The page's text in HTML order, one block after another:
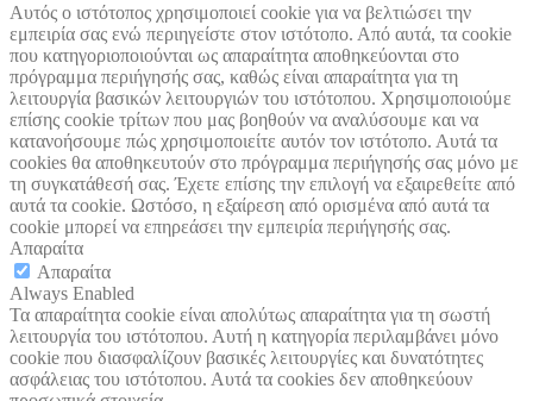
Αυτός ο ιστότοπος χρησιμοποιεί cookie για να βελτιώσει την
εμπειρία σας ενώ περιηγείστε στον ιστότοπο. Από αυτά, τα cookie
που κατηγοριοποιούνται ως απαραίτητα αποθηκεύονται στο
πρόγραμμα περιήγησής σας, καθώς είναι απαραίτητα για τη
λειτουργία βασικών λειτουργιών του ιστότοπου. Χρησιμοποιούμε
επίσης cookie τρίτων που μας βοηθούν να αναλύσουμε και να
κατανοήσουμε πώς χρησιμοποιείτε αυτόν τον ιστότοπο. Αυτά τα
cookies θα αποθηκευτούν στο πρόγραμμα περιήγησής σας μόνο με
τη συγκατάθεσή σας. Έχετε επίσης την επιλογή να εξαιρεθείτε από
αυτά τα cookie. Ωστόσο, η εξαίρεση από ορισμένα από αυτά τα
cookie μπορεί να επηρεάσει την εμπειρία περιήγησής σας.
Απαραίτα
Απαραίτα
Always Enabled
Τα απαραίτητα cookie είναι απολύτως απαραίτητα για τη σωστή
λειτουργία του ιστότοπου. Αυτή η κατηγορία περιλαμβάνει μόνο
cookie που διασφαλίζουν βασικές λειτουργίες και δυνατότητες
ασφάλειας του ιστότοπου. Αυτά τα cookies δεν αποθηκεύουν